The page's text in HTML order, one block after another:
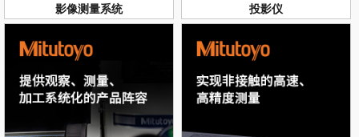
影像测量系统 投影仪